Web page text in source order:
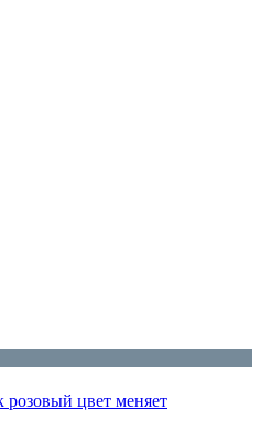
цвет меняет